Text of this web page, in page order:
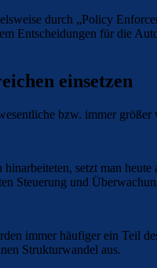
durch „Policy
Entscheidungen für die
einsetzen
bzw. immer
setzt man
Steuerung und
immer häufiger ein Teil
Strukturwandel aus.